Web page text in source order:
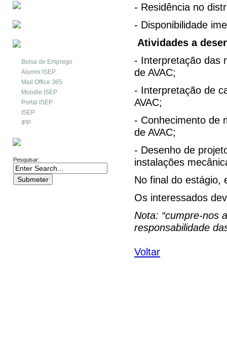
Bolsa de Emprego
Alumni ISEP
Mail Office 365
Moodle ISEP
Portal ISEP
ISEP
IPP
Pesquisar:
- Residência no
- Disponibilidade
Atividades a
- Interpretação das
de AVAC;
- Interpretação de
AVAC;
- Conhecimento de
de AVAC;
- Desenho de
instalações
No final do estágio,
Os interessados
Nota: “cumpre-nos
responsabilidade
Voltar